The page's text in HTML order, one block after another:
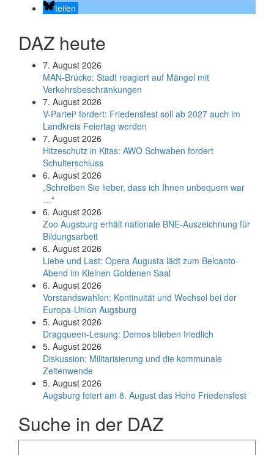
teilen
DAZ heute
7. August 2026
MAN-Brücke: Stadt reagiert auf Mängel mit
Verkehrsbeschränkungen
7. August 2026
V-Partei­³ fordert: Friedens­fest soll ab 2027 auch im
Land­kreis Feier­tag werden
7. August 2026
Hitzeschutz in Kitas: AWO Schwaben fordert
Schulterschluss
6. August 2026
„Schreiben Sie lieber, dass ich Ihnen unbequem war
…“
6. August 2026
Zoo Augsburg erhält nationale BNE-Auszeichnung für
Bildungsarbeit
6. August 2026
Liebe und Last: Opera Augusta lädt zum Belcanto-
Abend im Kleinen Goldenen Saal
6. August 2026
Vorstandswahlen: Kontinuität und Wechsel bei der
Europa-Union Augsburg
5. August 2026
Dragqueen-Lesung: Demos blieben friedlich
5. August 2026
Diskussion: Mi­li­ta­ri­sie­rung und die kommunale
Zeitenwende
5. August 2026
Augsburg feiert am 8. August das Hohe Friedensfest
Suche in der DAZ